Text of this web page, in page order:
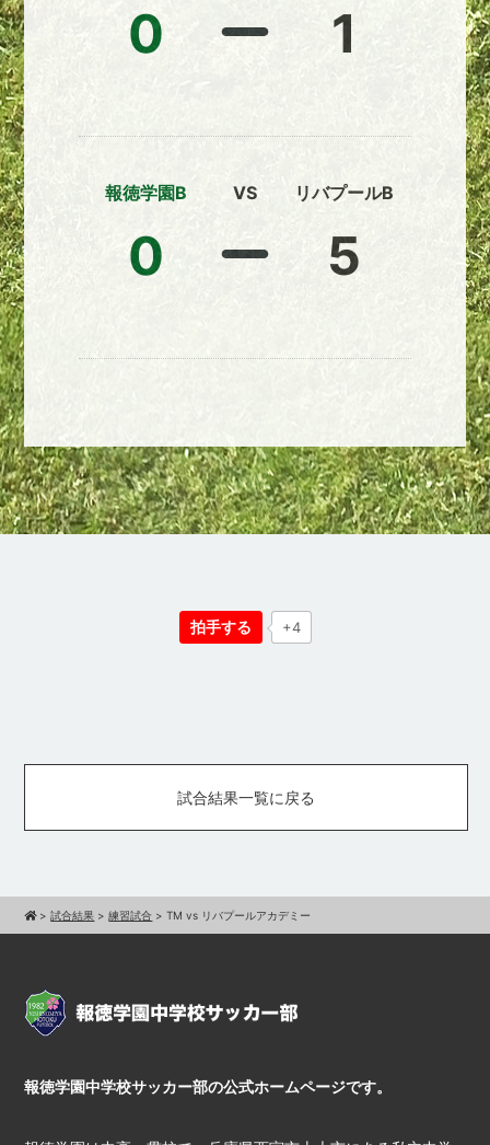
0 1
報徳学園B
0
VS リバプールB
5
拍手する +4
試合結果一覧に戻る
>試合結果 >練習試合 >TM vs リバプールアカデミー
報徳学園中学校サッカー部の公式ホームページです。